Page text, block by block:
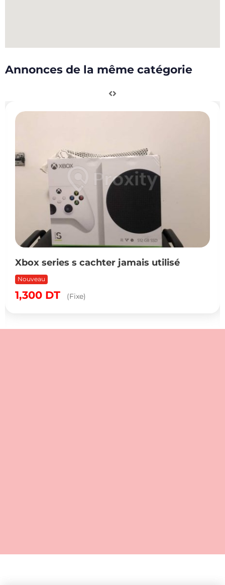
Annonces de la même catégorie
Xbox series s cachter jamais utilisé
Nouveau
1,300 DT (Fixe)